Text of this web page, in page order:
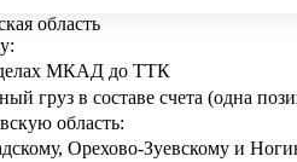
область
МКАД до ТТК
груз в составе счета (одна
область:
Орехово-Зуевскому и